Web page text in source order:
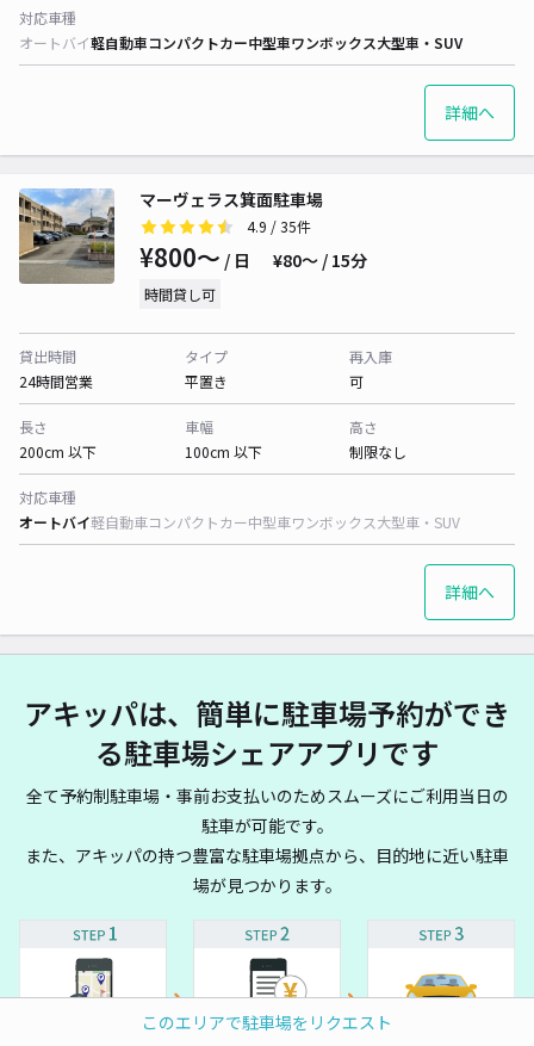
このエリアで駐車場をリクエスト
対応車種
オートバイ軽自動車コンパクトカー中型車ワンボックス大型車・SUV
詳細へ
マーヴェラス箕面駐車場
4.9 / 35件
¥800〜 / 日 ¥80〜 / 15分
時間貸し可
貸出時間
24時間営業
タイプ
平置き
再入庫
可
長さ
200cm 以下
車幅
100cm 以下
高さ
制限なし
対応車種
オートバイ軽自動車コンパクトカー中型車ワンボックス大型車・SUV
詳細へ
アキッパは、簡単に駐車場予約ができ
る駐車場シェアアプリです
全て予約制駐車場・事前お支払いのためスムーズにご利用当日の
駐車が可能です。
また、アキッパの持つ豊富な駐車場拠点から、目的地に近い駐車
場が見つかります。